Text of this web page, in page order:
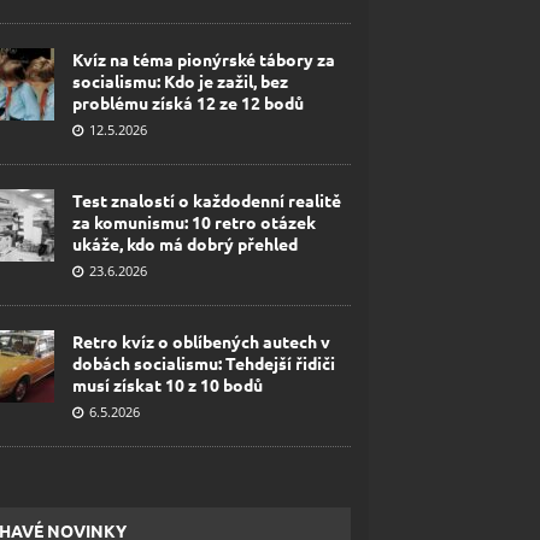
Kvíz na téma pionýrské tábory za
socialismu: Kdo je zažil, bez
problému získá 12 ze 12 bodů
12.5.2026
Test znalostí o každodenní realitě
za komunismu: 10 retro otázek
ukáže, kdo má dobrý přehled
23.6.2026
Retro kvíz o oblíbených autech v
dobách socialismu: Tehdejší řidiči
musí získat 10 z 10 bodů
6.5.2026
NOVINKY